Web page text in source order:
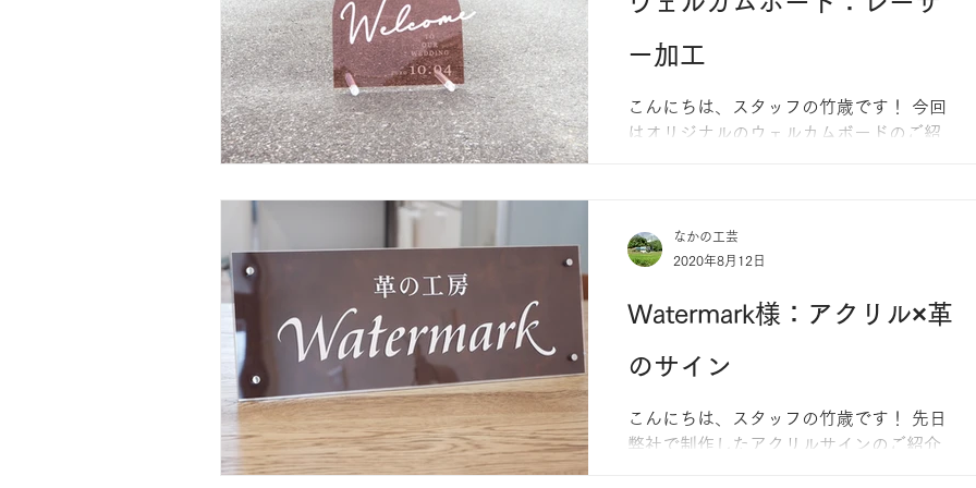
ー加工
こんにちは、スタッフの竹歳です！ 今回
はオリジナルのウェルカムボードのご紹
を使って製作してみました！ 文字の一部
をぴょこんと飛び出させることで動きを
Watermark様：アクリル×革
のサイン
こんにちは、スタッフの竹歳です！ 先日
弊社で制作したアクリルサインのご紹介
なかの工芸
2020年8月12日